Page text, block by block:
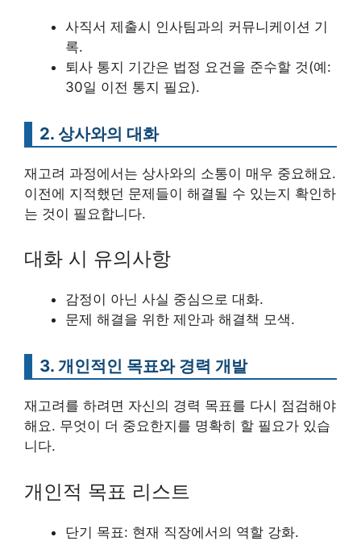
사직서 제출시 인사팀과의 커뮤니케이션 기
록.
퇴사 통지 기간은 법정 요건을 준수할 것(예:
30일 이전 통지 필요).
2. 상사와의 대화
재고려 과정에서는 상사와의 소통이 매우 중요해요.
이전에 지적했던 문제들이 해결될 수 있는지 확인하
는 것이 필요합니다.
대화 시 유의사항
감정이 아닌 사실 중심으로 대화.
문제 해결을 위한 제안과 해결책 모색.
3. 개인적인 목표와 경력 개발
재고려를 하려면 자신의 경력 목표를 다시 점검해야
해요. 무엇이 더 중요한지를 명확히 할 필요가 있습
니다.
개인적 목표 리스트
단기 목표: 현재 직장에서의 역할 강화.